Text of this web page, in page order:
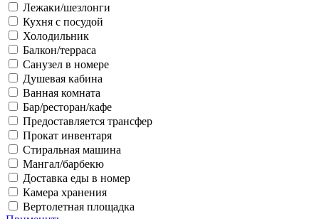
Лежаки/шезлонги
Кухня с посудой
Холодильник
Балкон/терраса
Санузел в номере
Душевая кабина
Ванная комната
Бар/ресторан/кафе
Предоставляется трансфер
Прокат инвентаря
Стиральная машина
Мангал/барбекю
Доставка еды в номер
Камера хранения
Вертолетная площадка